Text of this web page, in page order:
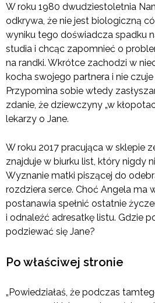
W roku 1980 dwudziestoletnia
odkrywa, że nie jest biologiczną
wyniku tego doświadcza spadku
studia i chcąc zapomnieć o
na randki. Wkrótce zachodzi w
kocha swojego partnera i nie
Przypomina sobie wtedy
zdanie, że dziewczyny „w
lekarzy o Jane.
W roku 2017 pracująca w sklepie
znajduje w biurku list, który nigdy
Wyznanie matki piszącej do
rozdziera serce. Choć Angela ma
postanawia spełnić ostatnie
i odnaleźć adresatkę listu. Gdzie
podziewać się Jane?
Po właściwej stronie
„Powiedziałaś, że podczas